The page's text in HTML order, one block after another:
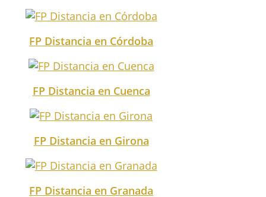
FP Distancia en Córdoba
FP Distancia en Cuenca
FP Distancia en Girona
FP Distancia en Granada